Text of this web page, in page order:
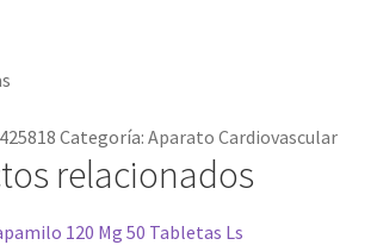
Categoría:Aparato Cardiovascular
relacionados